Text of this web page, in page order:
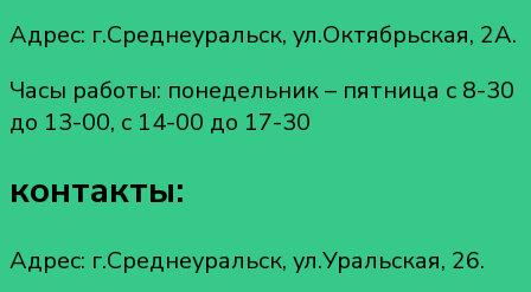
Адрес: г.Среднеуральск, ул.Октябрьская, 2А.
Часы работы: понедельник – пятница с 8-30
до 13-00, с 14-00 до 17-30
контакты:
Адрес: г.Среднеуральск, ул.Уральская, 26.